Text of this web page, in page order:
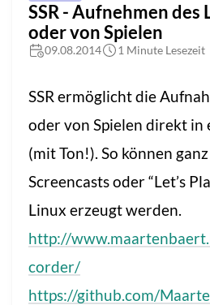
SSR - Aufnehmen
oder von Spielen
09.08.2014 1 Minute Lesezeit
SSR ermöglicht die
oder von Spielen direkt in
(mit Ton!). So können
Screencasts oder “Let’s
Linux erzeugt werden.
http://
corder/
https://github.com/